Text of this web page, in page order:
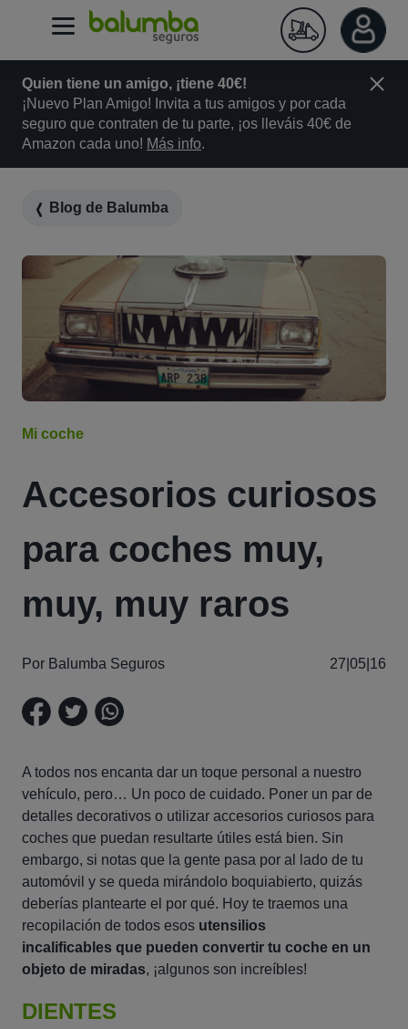
Quien tiene un amigo, ¡tiene 40€!
¡Nuevo Plan Amigo! Invita a tus amigos y por cada
seguro que contraten de tu parte, ¡os lleváis 40€ de
Amazon cada uno! Más info.
Blog de Balumba
Mi coche
Accesorios curiosos
para coches muy,
muy, muy raros
Por Balumba Seguros 27|05|16
A todos nos encanta dar un toque personal a nuestro
vehículo, pero… Un poco de cuidado. Poner un par de
detalles decorativos o utilizar accesorios curiosos para
coches que puedan resultarte útiles está bien. Sin
embargo, si notas que la gente pasa por al lado de tu
automóvil y se queda mirándolo boquiabierto, quizás
deberías plantearte el por qué. Hoy te traemos una
recopilación de todos esos utensilios
incalificables que pueden convertir tu coche en un
objeto de miradas, ¡algunos son increíbles!
DIENTES